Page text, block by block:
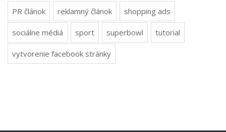
PR článok reklamný článok shopping ads
sociálne médiá sport superbowl tutorial
vytvorenie facebook stránky